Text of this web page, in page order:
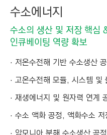
수소에너지
수소의 생산 및 저장 핵심
인큐베이팅 역량 확보
저온수전해 기반 수소생산
고온수전해 모듈, 시스템 및
재생에너지 및 원자력 연계
수소 액화 공정, 액화수소